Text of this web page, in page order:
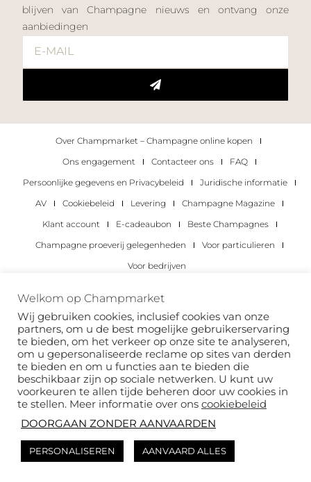
blijven van Champagne nieuws en ontvang onze
aanbiedingen
Over Champmarket – Champagne online kopen
Ons engagement
Contacteer ons
FAQ
Persoonlijke gegevens en Privacybeleid
Juridische informatie
AV
Cookiebeleid Levering
Champagne Magazine
Klant account
E-cadeaubon
Beste Champagnes
Champagne proeverij gelegenheden
Voor particulieren
Voor bedrijven
Copyright 2022 © alle rechten voorbehouden.
GEZONDHEID. DRINK MET VERSTAND.
Deze site wordt beschermd door reCAPTCHA en hetprivacybeleid
Welkom op Champmarket
Wij gebruiken cookies, inclusief cookies van onze
partners, om u de best mogelijke gebruikerservaring
te bieden, om het verkeer op onze site te analyseren,
om u gepersonaliseerde reclame op sites van derden
te bieden en om u functies aan te bieden die
beschikbaar zijn op sociale netwerken. U kunt uw
voorkeuren te allen tijde beheren door uw cookies in
te stellen. Meer informatie over ons cookiebeleid
DOORGAAN ZONDER AANVAARDEN
PERSONALISEREN AANVAARD ALLES